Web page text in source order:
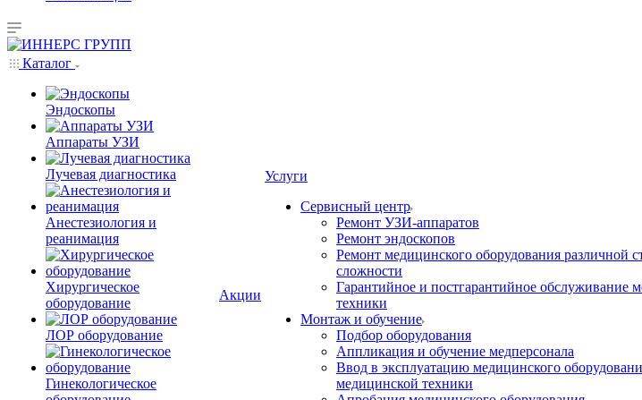
Каталог
Эндоскопы
Аппараты УЗИ
Лучевая диагностика
Анестезиология и
реанимация
Хирургическое
оборудование
ЛОР оборудование
Гинекологическое
Акции
Услуги
Сервисный центр
Ремонт УЗИ-аппаратов
Ремонт эндоскопов
Ремонт медицинского оборудования различной
сложности
Гарантийное и постгарантийное обслуживание
техники
Монтаж и обучение
Подбор оборудования
Аппликация и обучение медперсонала
Ввод в эксплуатацию медицинского
медицинской техники